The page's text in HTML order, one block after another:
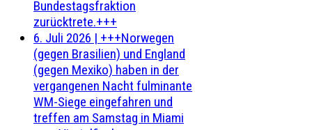
Bundestagsfraktion
zurücktrete.+++
6. Juli 2026 | +++Norwegen
(gegen Brasilien) und England
(gegen Mexiko) haben in der
vergangenen Nacht fulminante
WM-Siege eingefahren und
treffen am Samstag in Miami